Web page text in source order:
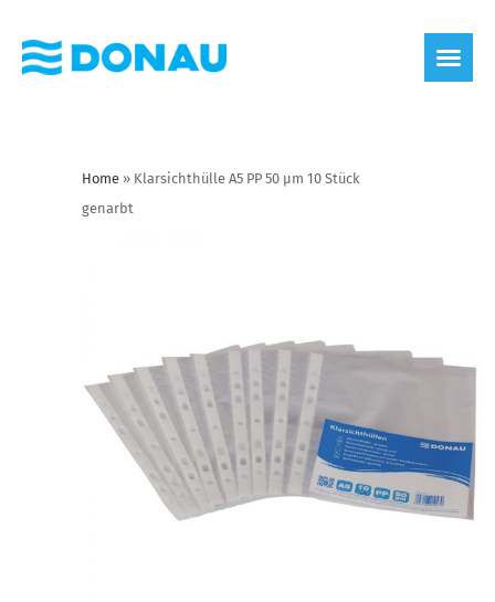
Home » Klarsichthülle A5 PP 50 µm 10 Stück
genarbt